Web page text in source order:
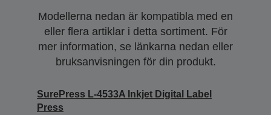
Modellerna nedan är kompatibla med en
eller flera artiklar i detta sortiment. För
mer information, se länkarna nedan eller
bruksanvisningen för din produkt.
SurePress L-4533A Inkjet Digital Label
Press